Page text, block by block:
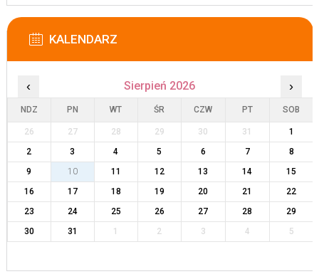
KALENDARZ
‹ Sierpień 2026 ›
NDZ PN WT ŚR CZW PT SOB
26 27 28 29 30 31
1
2
3 4 5 6 7
8
9
10 11 12 13 14
15
16
17 18 19 20 21
22
23
24 25 26 27 28
29
30
31 1 2 3 4 5